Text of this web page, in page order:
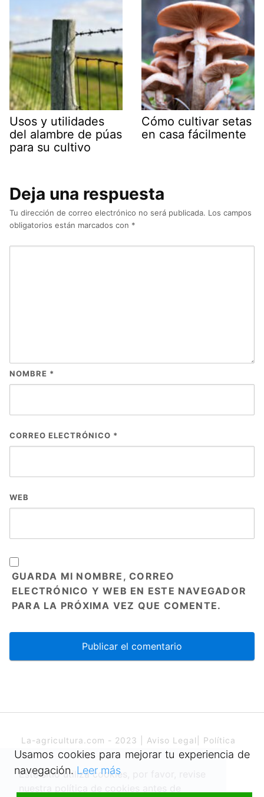
Usos y utilidades
del alambre de púas
para su cultivo
Cómo cultivar setas
en casa fácilmente
Deja una respuesta
Tu dirección de correo electrónico no será publicada. Los campos
obligatorios están marcados con *
NOMBRE *
CORREO ELECTRÓNICO *
WEB
GUARDA MI NOMBRE, CORREO
ELECTRÓNICO Y WEB EN ESTE NAVEGADOR
PARA LA PRÓXIMA VEZ QUE COMENTE.
La-agricultura.com - 2023 | Aviso Legal
Política
de cookies
Usamos cookies para mejorar tu experiencia de
navegación. Leer más
Este sitio utiliza cookies, por favor, revise